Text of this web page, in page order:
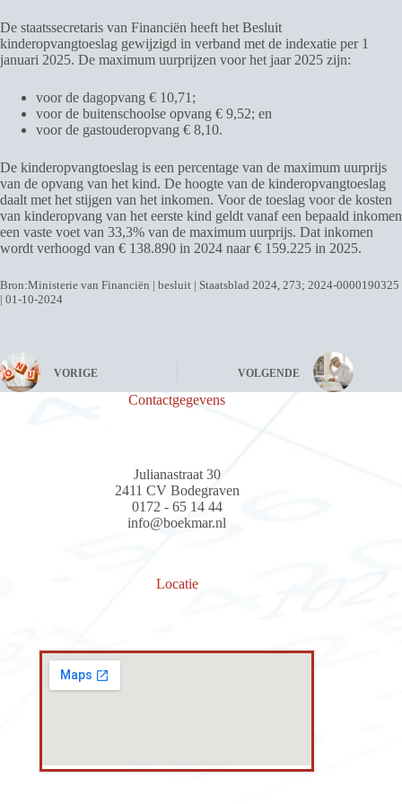
De staatssecretaris van Financiën heeft het Besluit
kinderopvangtoeslag gewijzigd in verband met de indexatie per 1
januari 2025. De maximum uurprijzen voor het jaar 2025 zijn:
voor de dagopvang € 10,71;
voor de buitenschoolse opvang € 9,52; en
voor de gastouderopvang € 8,10.
De kinderopvangtoeslag is een percentage van de maximum uurprijs
van de opvang van het kind. De hoogte van de kinderopvangtoeslag
daalt met het stijgen van het inkomen. Voor de toeslag voor de kosten
van kinderopvang van het eerste kind geldt vanaf een bepaald inkomen
een vaste voet van 33,3% van de maximum uurprijs. Dat inkomen
wordt verhoogd van € 138.890 in 2024 naar € 159.225 in 2025.
Bron:Ministerie van Financiën | besluit | Staatsblad 2024, 273; 2024-0000190325
| 01-10-2024
VORIGE VOLGENDE
Contactgegevens
Julianastraat 30
2411 CV Bodegraven
0172 - 65 14 44
info@boekmar.nl
Locatie